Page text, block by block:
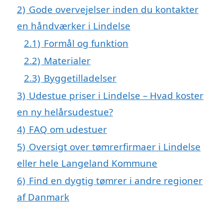
2) Gode overvejelser inden du kontakter
en håndværker i Lindelse
2.1) Formål og funktion
2.2) Materialer
2.3) Byggetilladelser
3) Udestue priser i Lindelse – Hvad koster
en ny helårsudestue?
4) FAQ om udestuer
5) Oversigt over tømrerfirmaer i Lindelse
eller hele Langeland Kommune
6) Find en dygtig tømrer i andre regioner
af Danmark